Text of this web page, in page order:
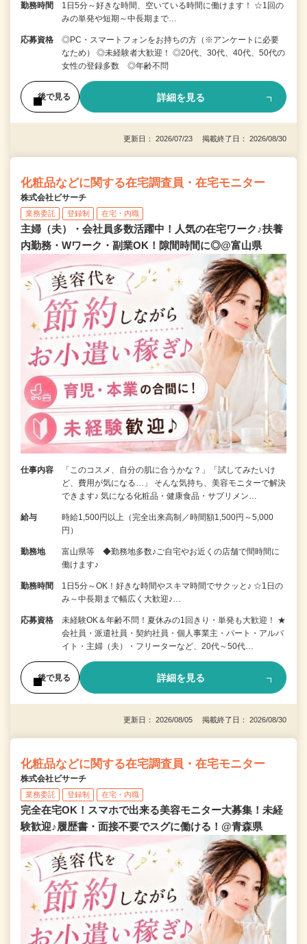
勤務時間
1日5分～好きな時間、空いている時間に働けます！ ☆1回の
みの単発や短期～中長期まで…
応募資格
◎PC・スマートフォンをお持ちの方（※アンケートに必要
なため） ◎未経験者大歓迎！ ◎20代、30代、40代、50代の
女性の登録多数 ◎年齢不問
後で見る 詳細を見る
更新日： 2026/07/23 掲載終了日： 2026/08/30
化粧品などに関する在宅調査員・在宅モニター
株式会社ビサーチ
業務委託 登録制 在宅・内職
主婦（夫）・会社員多数活躍中！人気の在宅ワーク♪扶養
内勤務・Wワーク・副業OK！隙間時間に◎@富山県
仕事内容
「このコスメ、自分の肌に合うかな？」「試してみたいけ
ど、費用が気になる…」 そんな気持ち、美容モニターで解決
できます♪ 気になる化粧品・健康食品・サプリメン…
給与
時給1,500円以上（完全出来高制／時間額1,500円～5,000
円）
勤務地
富山県等 ◆勤務地多数♪ご自宅やお近くの店舗で間時間に
働けます♪
勤務時間
1日5分～OK！好きな時間やスキマ時間でサクッと♪ ☆1日の
み～中長期まで幅広く大歓迎♪…
応募資格
未経験OK＆年齢不問！夏休みの1回きり・単発も大歓迎！ ★
会社員・派遣社員・契約社員・個人事業主・パート・アルバ
イト・主婦（夫）・フリーターなど、20代～50代…
後で見る 詳細を見る
更新日： 2026/08/05 掲載終了日： 2026/08/30
化粧品などに関する在宅調査員・在宅モニター
株式会社ビサーチ
業務委託 登録制 在宅・内職
完全在宅OK！スマホで出来る美容モニター大募集！未経
験歓迎♪履歴書・面接不要でスグに働ける！@青森県